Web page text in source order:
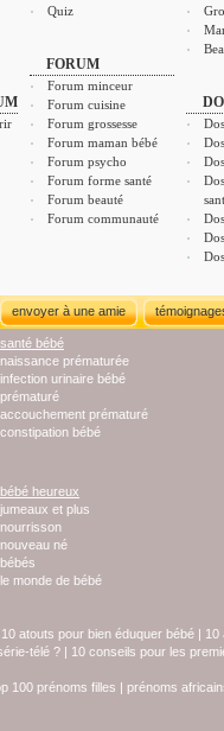
Quiz
FORUM
Forum minceur
Forum cuisine
Forum grossesse
Forum maman bébé
Forum psycho
Forum forme santé
Forum beauté
Forum communauté
envoyer à une amie
santé bébé
naissance prématurée
infection urinaire bébé
prématuré
accouchement prématuré
constipation bébé
bébé heureux
jumeaux et plus
nourrisson
nouveau né
bébés
le monde de bébé
10 atouts pour bien éduquer bébé | 10
télé ? | 10 conseils pour les
100 prénoms filles | prénoms